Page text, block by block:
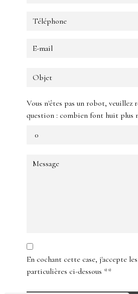
Vous n'êtes pas un robot, veuillez
question : combien font huit plus
En cochant cette case, j'accepte
particulières ci-dessous **